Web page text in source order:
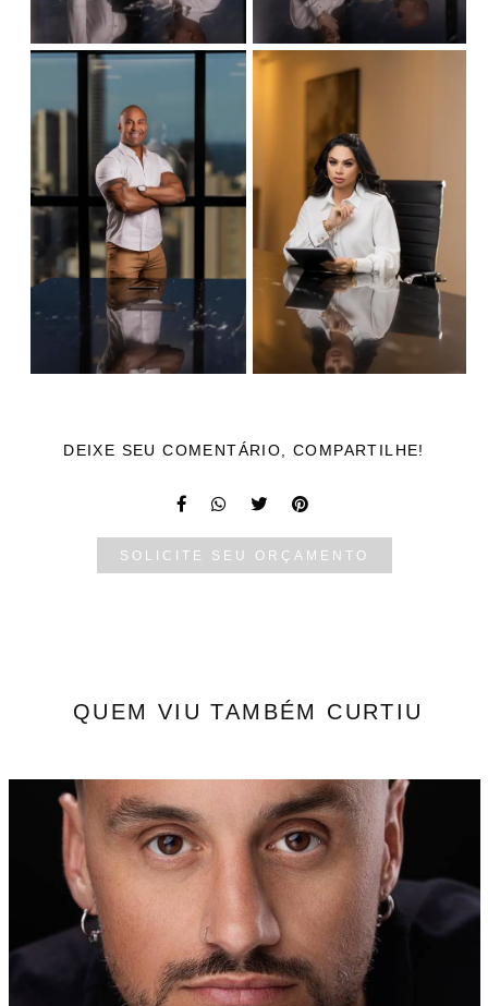
DEIXE SEU COMENTÁRIO, COMPARTILHE!
SOLICITE SEU ORÇAMENTO
QUEM VIU TAMBÉM CURTIU